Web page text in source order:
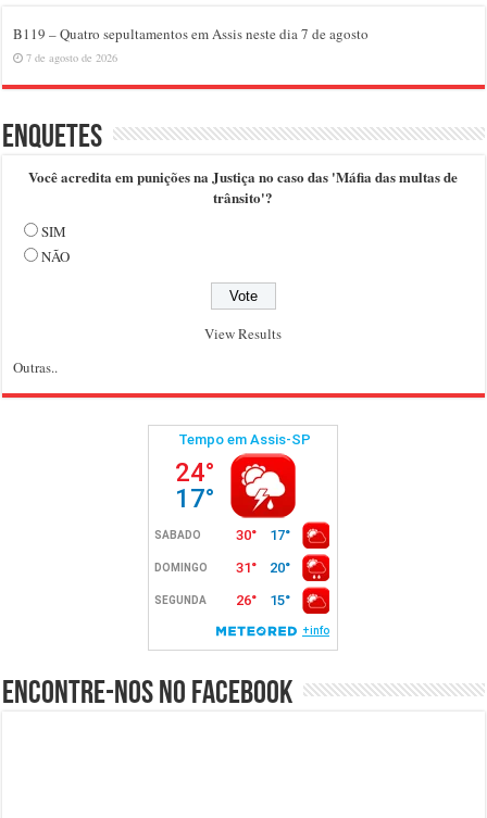
B119 – Quatro sepultamentos em Assis neste dia 7 de agosto
7 de agosto de 2026
Enquetes
Você acredita em punições na Justiça no caso das 'Máfia das multas de
trânsito'?
SIM
NÃO
View Results
Outras..
Encontre-nos no Facebook